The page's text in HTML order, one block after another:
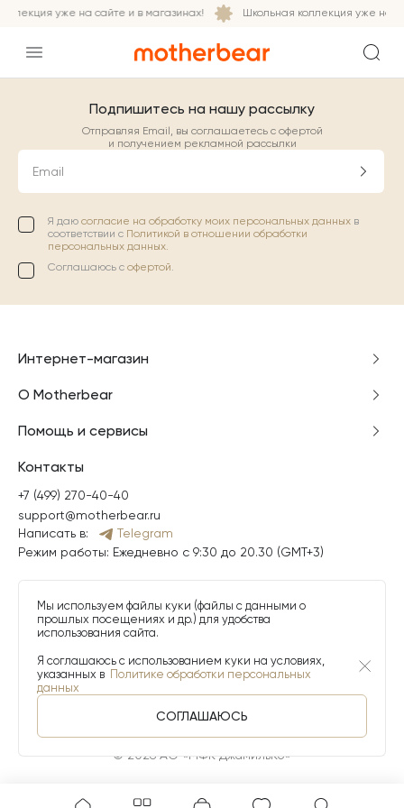
уже на сайте и в магазинах! Школьная коллекция уже на
Подпишитесь на нашу рассылку
Отправляя Email, вы соглашаетесь с офертой
и получением рекламной рассылки
Email
Я даю согласие на обработку моих персональных данных в
соответствии с Политикой в отношении обработки
персональных данных.
Соглашаюсь с офертой.
Интернет-магазин
О Motherbear
Помощь и сервисы
Контакты
+7 (499) 270-40-40
support@motherbear.ru
Написать в:
Telegram
Режим работы: Ежедневно с 9:30 до 20.30 (GMT+3)
© 2026 АО «МФК ДжамильКо»
Мы используем файлы куки (файлы с данными о
прошлых посещениях и др.) для удобства
использования сайта.
Я соглашаюсь с использованием куки на условиях,
указанных в Политике обработки персональных
данных
СОГЛАШАЮСЬ